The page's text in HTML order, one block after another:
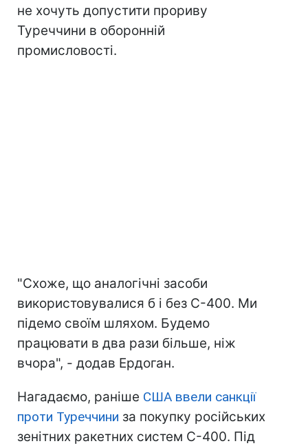
не хочуть допустити прориву
Туреччини в оборонній
промисловості.
"Схоже, що аналогічні засоби
використовувалися б і без С-400. Ми
підемо своїм шляхом. Будемо
працювати в два рази більше, ніж
вчора", - додав Ердоган.
Нагадаємо, раніше США ввели санкції
проти Туреччини за покупку російських
зенітних ракетних систем С-400. Під